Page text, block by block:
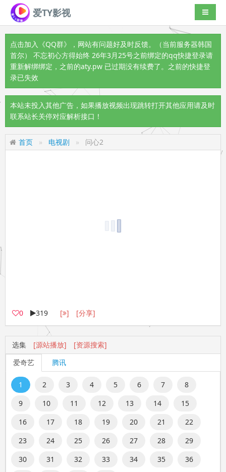
爱TY影视 导航切
点击加入《QQ群》
，网站有问题好及时反馈。（当前服务器韩国
首尔） 不忘初心方得始终 26年3月25号之前绑定的qq快捷登录请
重新解绑绑定，之前的aty.pw 已过期没有续费了。之前的快捷登
录已失效
本站未投入其他广告，如果播放视频出现跳转打开其他应用请及时
联系站长关停对应解析接口！
首页 电视剧 问心2
0 319 [ ] [分享]
选集 [源站播放]
[资源搜索]
爱奇艺
腾讯
1 2 3 4 5 6 7
8
9
10 11 12 13 14
15
16
17 18 19 20 21
22
23
24 25 26 27 28
29
30
31 32 33 34 35
36